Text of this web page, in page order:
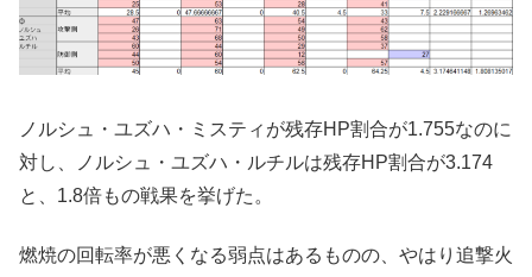
ノルシュ・ユズハ・ミスティが残存HP割合が1.755なのに
対し、ノルシュ・ユズハ・ルチルは残存HP割合が3.174
と、1.8倍もの戦果を挙げた。
燃焼の回転率が悪くなる弱点はあるものの、やはり追撃火